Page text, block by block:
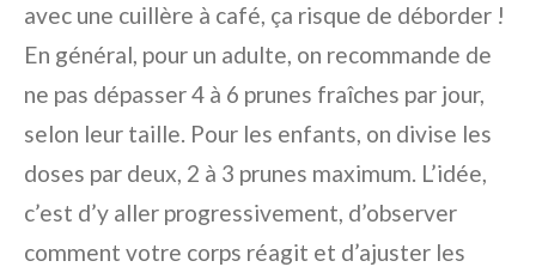
avec une cuillère à café, ça risque de déborder !
En général, pour un adulte, on recommande de
ne pas dépasser 4 à 6 prunes fraîches par jour,
selon leur taille. Pour les enfants, on divise les
doses par deux, 2 à 3 prunes maximum. L’idée,
c’est d’y aller progressivement, d’observer
comment votre corps réagit et d’ajuster les